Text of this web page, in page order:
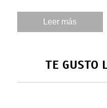
Leer más
TE GUSTO